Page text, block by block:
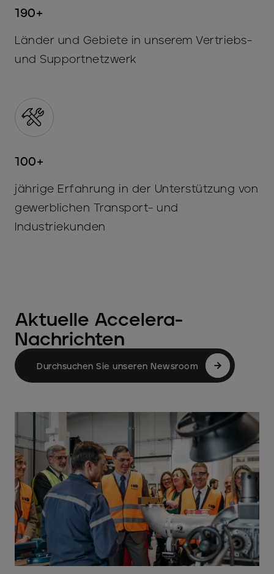
190+
Länder und Gebiete in unserem Vertriebs-
und Supportnetzwerk
100+
jährige Erfahrung in der Unterstützung von
gewerblichen Transport- und
Industriekunden
Aktuelle Accelera-
Nachrichten
Durchsuchen Sie unseren Newsroom